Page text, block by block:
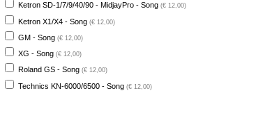
Ketron SD-1/7/9/40/90 - MidjayPro - Song (€ 12,00)
Ketron X1/X4 - Song (€ 12,00)
GM - Song (€ 12,00)
XG - Song (€ 12,00)
Roland GS - Song (€ 12,00)
Technics KN-6000/6500 - Song (€ 12,00)